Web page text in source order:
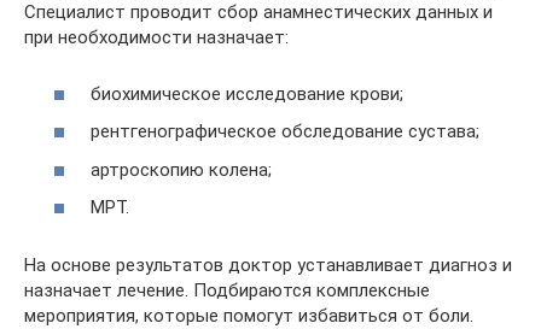
Специалист проводит сбор анамнестических данных и
при необходимости назначает:
биохимическое исследование крови;
рентгенографическое обследование сустава;
артроскопию колена;
МРТ.
На основе результатов доктор устанавливает диагноз и
назначает лечение. Подбираются комплексные
мероприятия, которые помогут избавиться от боли.